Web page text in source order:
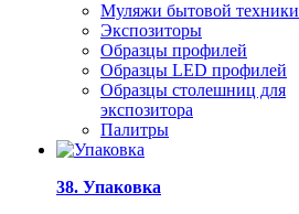
Муляжи бытовой техники
Экспозиторы
Образцы профилей
Образцы LED профилей
Образцы столешниц для
экспозитора
Палитры
38. Упаковка